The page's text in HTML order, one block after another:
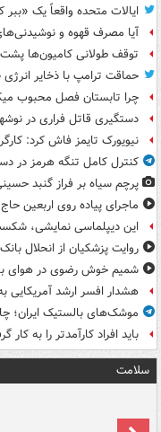
ایالات متحده واقعاً یک
آیا مصرف قهوه و
توقف طولانی کامیون‌ها
حماقت ترامپ با ذخایر
چرا تابستان فصل محبوب
دستگیری قاتل فراری در
نیویورک تایمز فاش کرد:
کنترل کامل تنگه هرمز در
پرچم سیاه بر فراز گنبد
ماجرای پیاده روی اربعین
این دیپلماسی نمایشی،
روایت پزشکیان از انحلال
شمیم خوش رضوی در هوای
هشدار افسر ارشد آمریکایی
موشک‌های بالستیک ایران؛
باید افراد کارآمدتر را به کار
سلامت